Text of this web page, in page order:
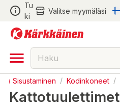
Tu
ki
Valitse myymäläsi
ja Sisustaminen / Kodinkoneet /
Kattotuulettimet